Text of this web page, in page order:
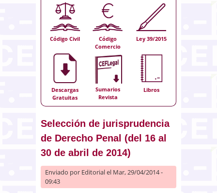
Código Civil
Código
Comercio
Ley 39/2015
Descargas
Gratuitas
Sumarios
Revista
Libros
Selección de jurisprudencia
de Derecho Penal (del 16 al
30 de abril de 2014)
Enviado por Editorialel Mar, 29/04/2014 -
09:43